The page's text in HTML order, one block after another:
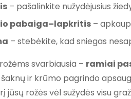
– pašalinkite nužydėjusius
pabaiga–lapkritis –
– stebėkite, kad sniegas
svarbiausia – ramiai
ir krūmo pagrindo
jūsų rožės vėl sužydės visu